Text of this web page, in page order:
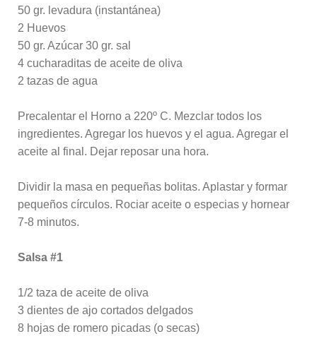
50 gr. levadura (instantánea)
2 Huevos
50 gr. Azúcar 30 gr. sal
4 cucharaditas de aceite de oliva
2 tazas de agua
Precalentar el Horno a 220º C. Mezclar todos los
ingredientes. Agregar los huevos y el agua. Agregar el
aceite al final. Dejar reposar una hora.
Dividir la masa en pequeñas bolitas. Aplastar y formar
pequeños círculos. Rociar aceite o especias y hornear
7-8 minutos.
Salsa #1
1/2 taza de aceite de oliva
3 dientes de ajo cortados delgados
8 hojas de romero picadas (o secas)